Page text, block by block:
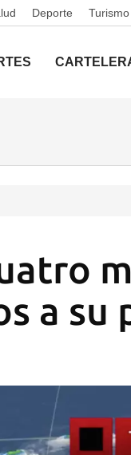
Deporte Turismo
a su